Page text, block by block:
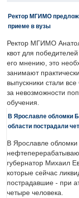
Ректор МГИМО
приеме в вузы
Ректор МГИМО
квот для
его мнению, это
занимают
выпускники стали
за невозможности
обучения.
В Ярославле обломки
области пострадали
В Ярославле обломки
губернатор Михаил
которые сейчас
пострадавшие - при
четыре человека.